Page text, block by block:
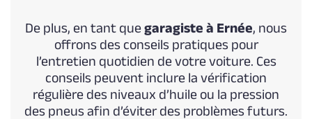
De plus, en tant quegaragiste à Ernée, nous
offrons des conseils pratiques pour
l’entretien quotidien de votre voiture. Ces
conseils peuvent inclure la vérification
régulière des niveaux d’huile ou la pression
des pneus afin d’éviter des problèmes futurs.